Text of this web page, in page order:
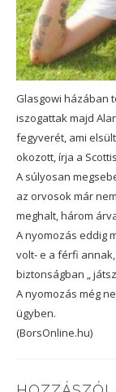
Glasgowi házában
iszogattak majd
fegyverét, ami
okozott, írja a
A súlyosan
az orvosok már
meghalt, három
A nyomozás eddig
volt- e a férfi
biztonságban „
A nyomozás még
ügyben.
(BorsOnline.hu)